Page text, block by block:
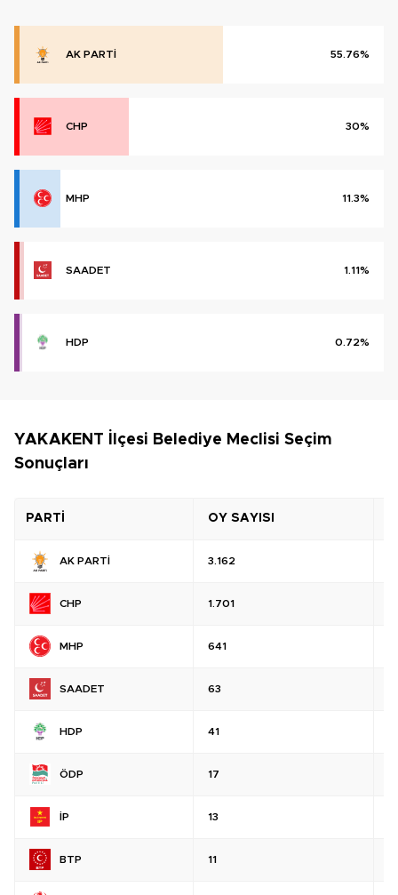
AK PARTİ 55.76%
CHP 30%
MHP 11.3%
SAADET 1.11%
HDP 0.72%
YAKAKENT İlçesi Belediye Meclisi Seçim
Sonuçları
PARTİ OY SAYISI
AK PARTİ 3.162
CHP 1.701
MHP 641
SAADET 63
HDP 41
ÖDP 17
İP 13
BTP 11